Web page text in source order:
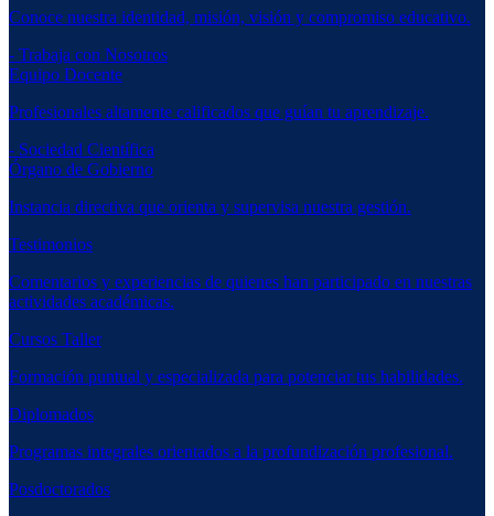
Conoce nuestra identidad, misión, visión y compromiso educativo.
- Trabaja con Nosotros
Equipo Docente
Profesionales altamente calificados que guían tu aprendizaje.
- Sociedad Científica
Órgano de Gobierno
Instancia directiva que orienta y supervisa nuestra gestión.
Testimonios
Comentarios y experiencias de quienes han participado en nuestras
actividades académicas.
Cursos Taller
Formación puntual y especializada para potenciar tus habilidades.
Diplomados
Programas integrales orientados a la profundización profesional.
Posdoctorados